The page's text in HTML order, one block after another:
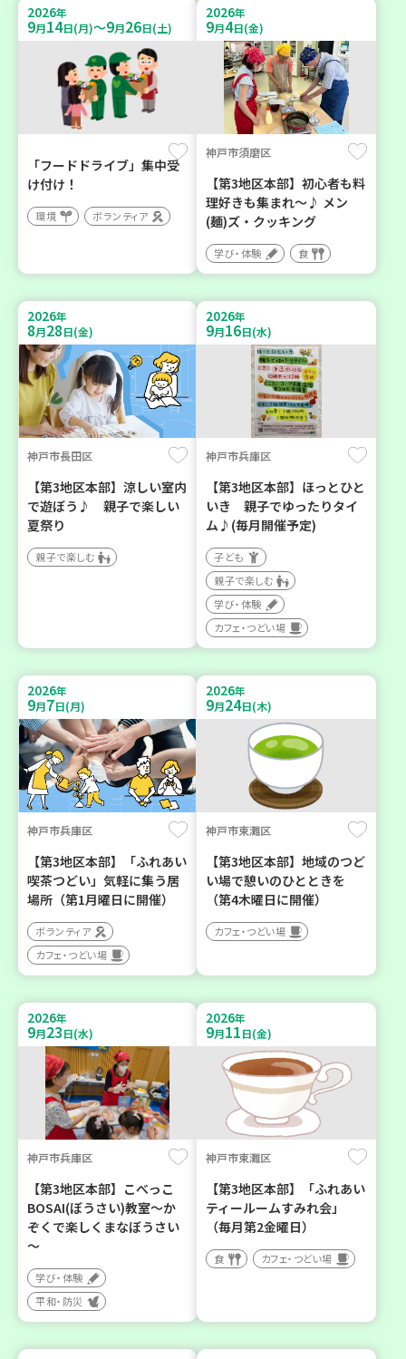
2026年
9月14日(月)～9月26日(土)
「フードドライブ」集中受
け付け！
環境 ボランティア
2026年
9月4日(金)
神戸市須磨区
【第3地区本部】初心者も料
理好きも集まれ～♪ メン
(麺)ズ・クッキング
学び・体験 食
2026年
8月28日(金)
神戸市長田区
【第3地区本部】涼しい室内
で遊ぼう♪ 親子で楽しい
夏祭り
親子で楽しむ
2026年
9月16日(水)
神戸市兵庫区
【第3地区本部】ほっとひと
いき 親子でゆったりタイ
ム♪(毎月開催予定)
子ども
親子で楽しむ
学び・体験
カフェ・つどい場
2026年
9月7日(月)
神戸市兵庫区
【第3地区本部】「ふれあい
喫茶つどい」気軽に集う居
場所（第1月曜日に開催）
ボランティア
カフェ・つどい場
2026年
9月24日(木)
神戸市東灘区
【第3地区本部】地域のつど
い場で憩いのひとときを
（第4木曜日に開催）
カフェ・つどい場
2026年
9月23日(水)
神戸市兵庫区
【第3地区本部】こべっこ
BOSAI(ぼうさい)教室～か
ぞくで楽しくまなぼうさい
～
学び・体験
平和・防災
2026年
9月11日(金)
神戸市東灘区
【第3地区本部】「ふれあい
ティールームすみれ会」
（毎月第2金曜日）
食 カフェ・つどい場